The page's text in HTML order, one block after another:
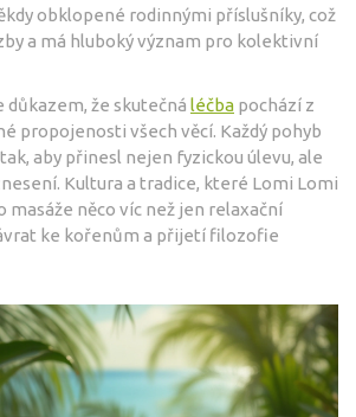
obklopené rodinnými příslušníky, což
a má hluboký význam pro kolektivní
důkazem, že skutečná léčba pochází z
propojenosti všech věcí. Každý pohyb
aby přinesl nejen fyzickou úlevu, ale
Kultura a tradice, které Lomi Lomi
masáže něco víc než jen relaxační
ke kořenům a přijetí filozofie